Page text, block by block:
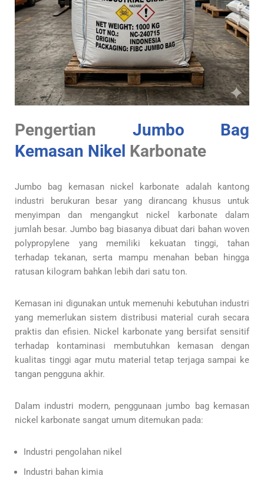
Pengertian Jumbo Bag
Kemasan Nikel Karbonate
Jumbo bag kemasan nickel karbonate adalah kantong
industri berukuran besar yang dirancang khusus untuk
menyimpan dan mengangkut nickel karbonate dalam
jumlah besar. Jumbo bag biasanya dibuat dari bahan woven
polypropylene yang memiliki kekuatan tinggi, tahan
terhadap tekanan, serta mampu menahan beban hingga
ratusan kilogram bahkan lebih dari satu ton.
Kemasan ini digunakan untuk memenuhi kebutuhan industri
yang memerlukan sistem distribusi material curah secara
praktis dan efisien. Nickel karbonate yang bersifat sensitif
terhadap kontaminasi membutuhkan kemasan dengan
kualitas tinggi agar mutu material tetap terjaga sampai ke
tangan pengguna akhir.
Dalam industri modern, penggunaan jumbo bag kemasan
nickel karbonate sangat umum ditemukan pada:
Industri pengolahan nikel
Industri bahan kimia